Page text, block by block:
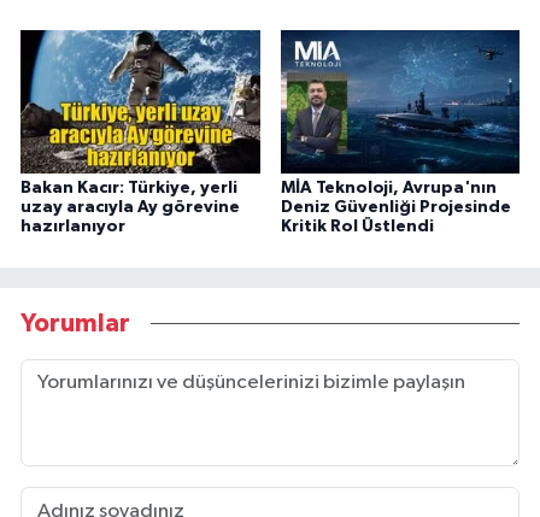
Bakan Kacır: Türkiye, yerli
uzay aracıyla Ay görevine
hazırlanıyor
MİA Teknoloji, Avrupa'nın
Deniz Güvenliği Projesinde
Kritik Rol Üstlendi
Yorumlar